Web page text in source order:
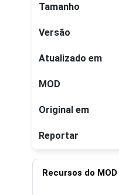
Tamanho
Versão
Atualizado em
MOD
Original em
Reportar
Recursos do